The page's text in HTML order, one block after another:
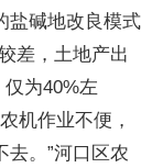
盐碱地改良模式
差，土地产出
仅为40%左
机作业不便，
去。”河口区农